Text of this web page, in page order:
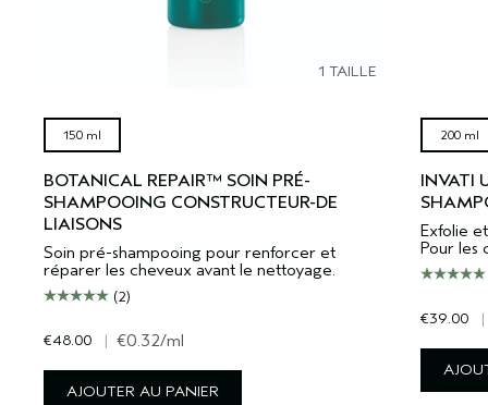
1 TAILLE
150 ml
BOTANICAL REPAIR™ SOIN PRÉ-
SHAMPOOING CONSTRUCTEUR-DE
LIAISONS
Soin pré-shampooing pour renforcer et
réparer les cheveux avant le nettoyage.
(2)
€48.00 | €0.32/ml
AJOUTER AU PANIER
200 ml
INVATI
Exfolie
Pour les
€39.00 |